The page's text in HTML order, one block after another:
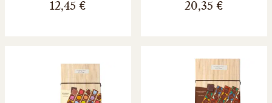
12,45 € 20,35 €